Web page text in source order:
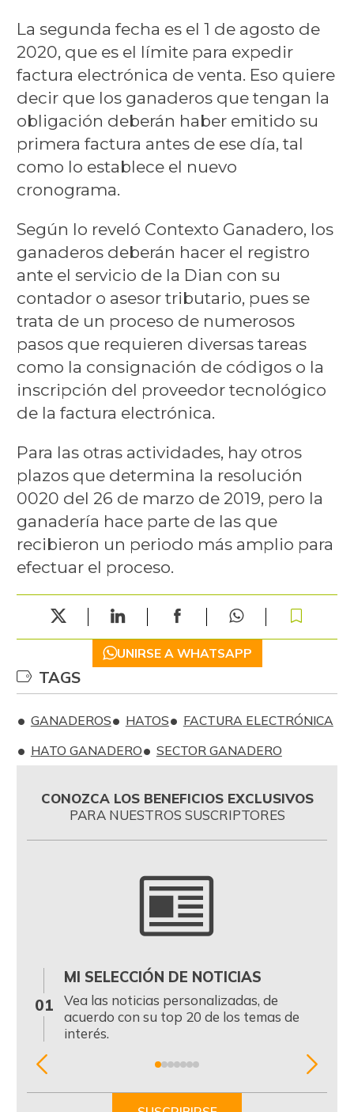
La segunda fecha es el 1 de agosto de
2020, que es el límite para expedir
factura electrónica de venta. Eso quiere
decir que los ganaderos que tengan la
obligación deberán haber emitido su
primera factura antes de ese día, tal
como lo establece el nuevo
cronograma.
Según lo reveló Contexto Ganadero, los
ganaderos deberán hacer el registro
ante el servicio de la Dian con su
contador o asesor tributario, pues se
trata de un proceso de numerosos
pasos que requieren diversas tareas
como la consignación de códigos o la
inscripción del proveedor tecnológico
de la factura electrónica.
Para las otras actividades, hay otros
plazos que determina la resolución
0020 del 26 de marzo de 2019, pero la
ganadería hace parte de las que
recibieron un periodo más amplio para
efectuar el proceso.
UNIRSE A WHATSAPP
TAGS
GANADEROS HATOS
FACTURA ELECTRÓNICA
HATO GANADERO
SECTOR GANADERO
CONOZCA LOS BENEFICIOS EXCLUSIVOS
PARA NUESTROS SUSCRIPTORES
01
MI SELECCIÓN DE NOTICIAS
Vea las noticias personalizadas, de
acuerdo con su top 20 de los temas de
interés.
Item